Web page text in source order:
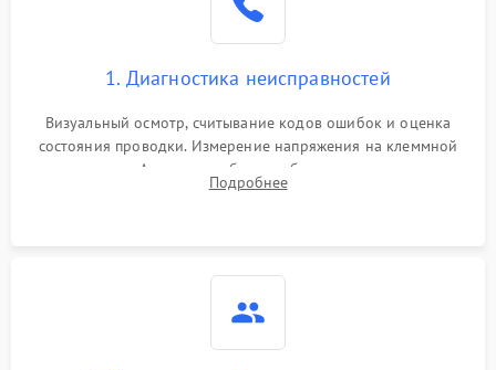
1. Диагностика неисправностей
Визуальный осмотр, считывание кодов ошибок и оценка
состояния проводки. Измерение напряжения на клеммной
колодке. Анализ жалоб на проблемы с нагревом,
конвекцией, панелью управления или блокировкой дверцы.
Подробнее